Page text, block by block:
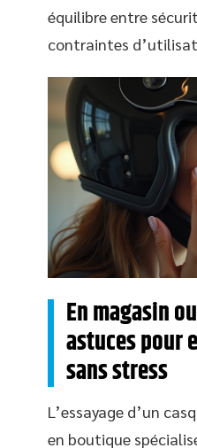
équilibre entre
contraintes
En magasin
astuces pour
sans stress
L’essayage d’un
en boutique